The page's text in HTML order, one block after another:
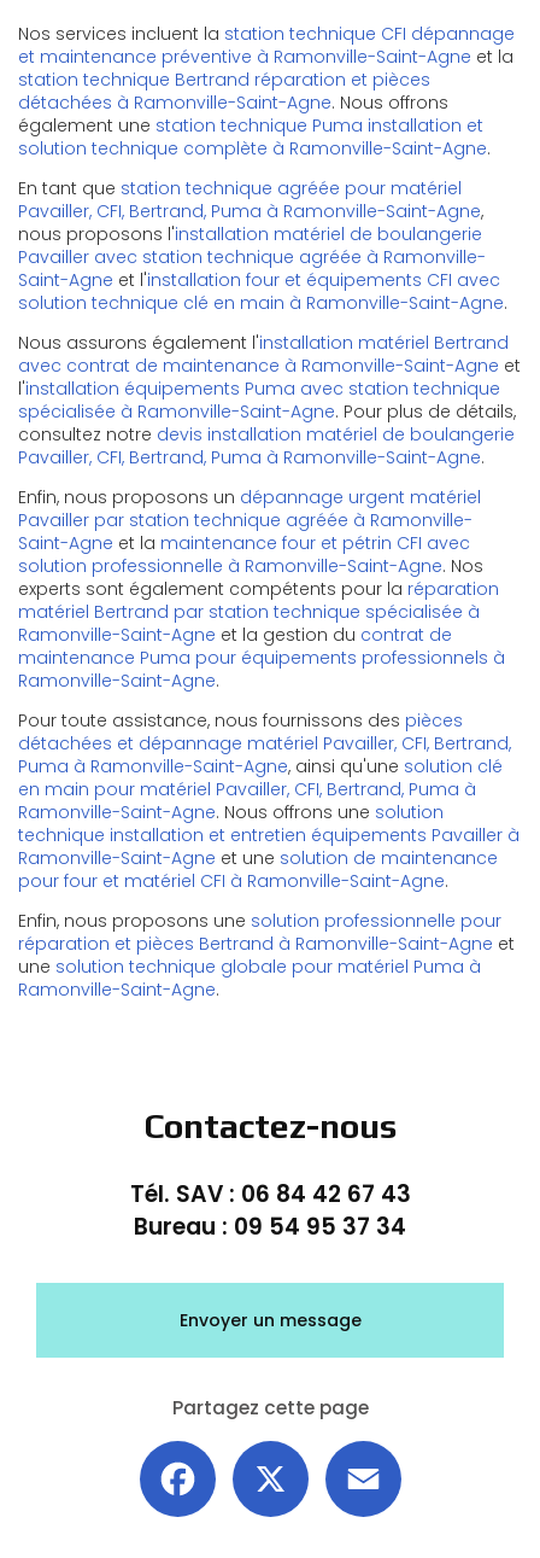
Nos services incluent la station technique CFI dépannage
et maintenance préventive à Ramonville-Saint-Agne et la
station technique Bertrand réparation et pièces
détachées à Ramonville-Saint-Agne. Nous offrons
également une station technique Puma installation et
solution technique complète à Ramonville-Saint-Agne.
En tant que station technique agréée pour matériel
Pavailler, CFI, Bertrand, Puma à Ramonville-Saint-Agne,
nous proposons l'installation matériel de boulangerie
Pavailler avec station technique agréée à Ramonville-
Saint-Agne et l'installation four et équipements CFI avec
solution technique clé en main à Ramonville-Saint-Agne.
Nous assurons également l'installation matériel Bertrand
avec contrat de maintenance à Ramonville-Saint-Agne et
l'installation équipements Puma avec station technique
spécialisée à Ramonville-Saint-Agne. Pour plus de détails,
consultez notre devis installation matériel de boulangerie
Pavailler, CFI, Bertrand, Puma à Ramonville-Saint-Agne.
Enfin, nous proposons un dépannage urgent matériel
Pavailler par station technique agréée à Ramonville-
Saint-Agne et la maintenance four et pétrin CFI avec
solution professionnelle à Ramonville-Saint-Agne. Nos
experts sont également compétents pour la réparation
matériel Bertrand par station technique spécialisée à
Ramonville-Saint-Agne et la gestion du contrat de
maintenance Puma pour équipements professionnels à
Ramonville-Saint-Agne.
Pour toute assistance, nous fournissons des pièces
détachées et dépannage matériel Pavailler, CFI, Bertrand,
Puma à Ramonville-Saint-Agne, ainsi qu'une solution clé
en main pour matériel Pavailler, CFI, Bertrand, Puma à
Ramonville-Saint-Agne. Nous offrons une solution
technique installation et entretien équipements Pavailler à
Ramonville-Saint-Agne et une solution de maintenance
pour four et matériel CFI à Ramonville-Saint-Agne.
Enfin, nous proposons une solution professionnelle pour
réparation et pièces Bertrand à Ramonville-Saint-Agne et
une solution technique globale pour matériel Puma à
Ramonville-Saint-Agne.
Contactez-nous
Tél. SAV : 06 84 42 67 43
Bureau : 09 54 95 37 34
Envoyer un message
Partagez cette page
Facebook